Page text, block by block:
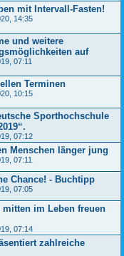
mit Intervall-Fasten!
14:35
und weitere
auf
07:11
Terminen
10:15
Sporthochschule
07:12
Menschen länger jung
07:11
Chance! - Buchtipp
07:05
mitten im Leben freuen
07:14
zahlreiche